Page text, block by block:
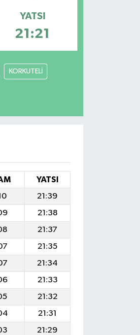
YATSI
21:21
KORKUTELİ
YATSI
21:39
21:38
21:37
21:35
21:34
21:33
21:32
21:31
21:29